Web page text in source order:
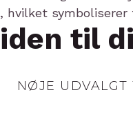
til
NØJE UDVALGT